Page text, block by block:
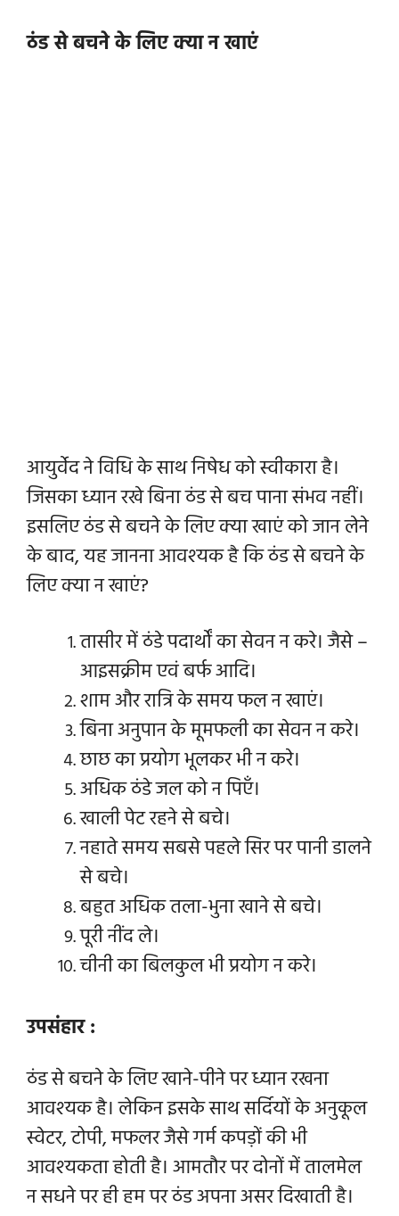
ठंड से बचने के लिए क्या न खाएं
आयुर्वेद ने विधि के साथ निषेध को स्वीकारा है।
जिसका ध्यान रखे बिना ठंड से बच पाना संभव नहीं।
इसलिए ठंड से बचने के लिए क्या खाएं को जान लेने
के बाद, यह जानना आवश्यक है कि ठंड से बचने के
लिए क्या न खाएं?
तासीर में ठंडे पदार्थों का सेवन न करे। जैसे –
आइसक्रीम एवं बर्फ आदि।
शाम और रात्रि के समय फल न खाएं।
बिना अनुपान के मूमफली का सेवन न करे।
छाछ का प्रयोग भूलकर भी न करे।
अधिक ठंडे जल को न पिएँ।
खाली पेट रहने से बचे।
नहाते समय सबसे पहले सिर पर पानी डालने
से बचे।
बहुत अधिक तला-भुना खाने से बचे।
पूरी नींद ले।
चीनी का बिलकुल भी प्रयोग न करे।
उपसंहार :
ठंड से बचने के लिए खाने-पीने पर ध्यान रखना
आवश्यक है। लेकिन इसके साथ सर्दियों के अनुकूल
स्वेटर, टोपी, मफलर जैसे गर्म कपड़ों की भी
आवश्यकता होती है। आमतौर पर दोनों में तालमेल
न सधने पर ही हम पर ठंड अपना असर दिखाती है।